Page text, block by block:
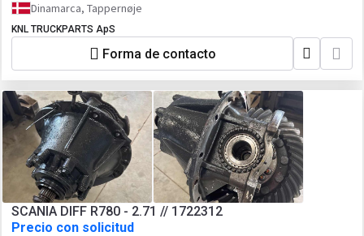
Dinamarca, Tappernøje
KNL TRUCKPARTS ApS
Forma de contacto
SCANIA DIFF R780 - 2.71 // 1722312
Precio con solicitud